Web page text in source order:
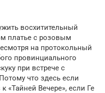
восхитительный
платье с розовым
на протокольный
провинциального
при встрече с
что здесь если
«Тайней Вечере», если Ге